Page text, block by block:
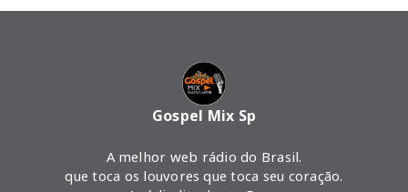
Gospel Mix Sp
A melhor web rádio do Brasil.
que toca os louvores que toca seu coração.